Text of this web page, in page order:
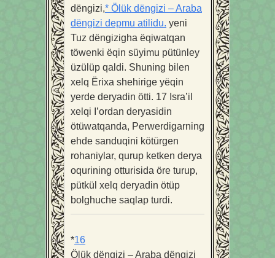
dëngizi,* Ölük dëngizi – Araba
dëngizi depmu atilidu. yeni
Tuz dëngizigha ëqiwatqan
töwenki ëqin süyimu pütünley
üzülüp qaldi. Shuning bilen
xelq Ërixa shehirige yëqin
yerde deryadin ötti. 17 Isra’il
xelqi I’ordan deryasidin
ötüwatqanda, Perwerdigarning
ehde sanduqini kötürgen
rohaniylar, qurup ketken derya
oqurining otturisida öre turup,
pütkül xelq deryadin ötüp
bolghuche saqlap turdi.
*16
Ölük dëngizi – Araba dëngizi